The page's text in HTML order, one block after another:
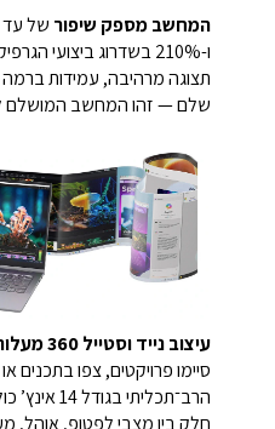
המחשב מספק שיפור
ו-210% בשדרוג ביצועי הגרפיקה.
תצוגה מרהיבה, עמידות
שלם — זהו המחשב המושלם
עיצוב נייד וסטייל 360 מעלות של גמישות
סיימו פרויקטים, צפו בתכנים
חלק בין מצבי לפטופ, אוהל,